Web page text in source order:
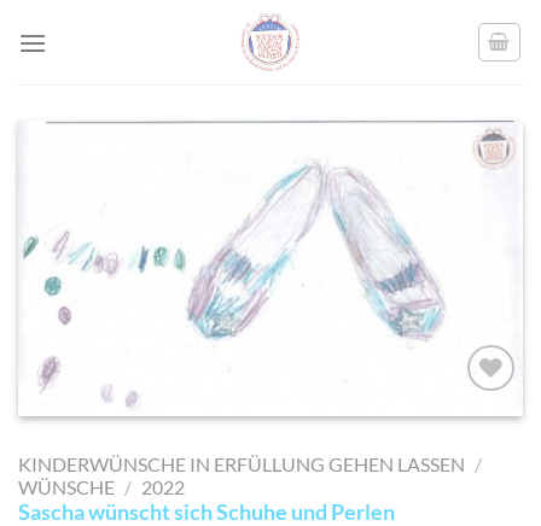
AUF MEINE
SETZEN
KINDERWÜNSCHE IN ERFÜLLUNG GEHEN LASSEN /
WÜNSCHE / 2022
Sascha wünscht sich Schuhe und Perlen